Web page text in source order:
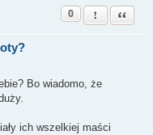
0 Zgłoś ten post
Cytuj
Bo wiadomo, że
ich wszelkiej maści